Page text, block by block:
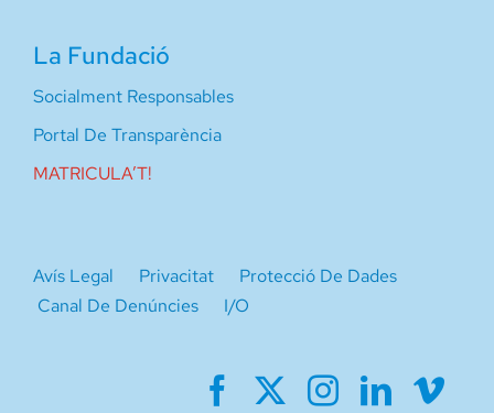
La Fundació
Socialment Responsables
Portal De Transparència
MATRICULA’T!
Avís Legal Privacitat
Protecció De Dades
Canal De Denúncies
I/O